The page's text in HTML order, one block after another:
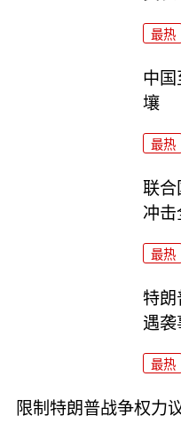
最热
中
壤
最热
联合
冲击
最热
特朗
遇袭
最热
限制特朗普战争权力